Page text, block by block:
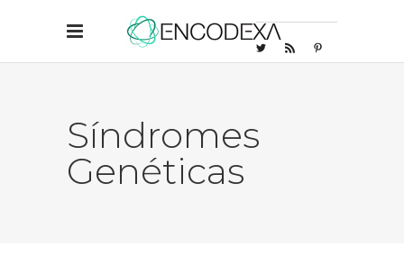
Síndromes
Genéticas